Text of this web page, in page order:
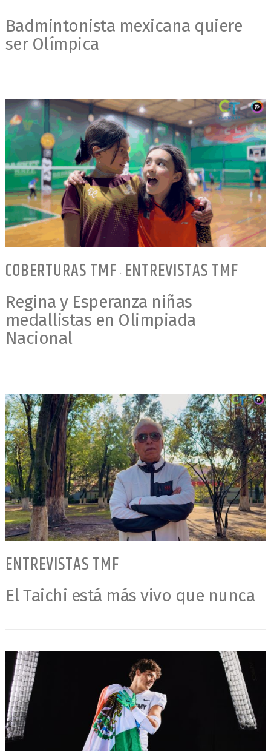
Badmintonista mexicana quiere
ser Olímpica
COBERTURAS TMF • ENTREVISTAS TMF
Regina y Esperanza niñas
medallistas en Olimpiada
Nacional
ENTREVISTAS TMF
El Taichi está más vivo que nunca